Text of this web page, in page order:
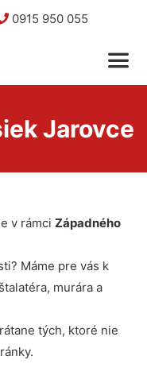
0915 950 055
Jarovce
v rámci Západného
Máme pre vás k
murára a
tých, ktoré nie